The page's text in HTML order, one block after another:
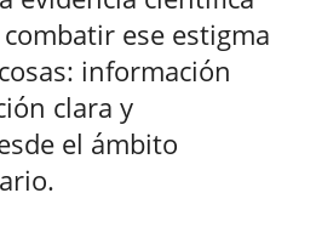
ese estigma
información
clara y
el ámbito